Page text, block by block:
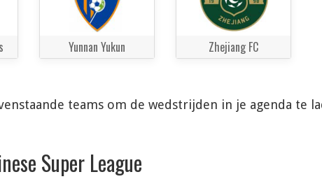
Yunnan Yukun Zhejiang FC
teams om de wedstrijden in je agenda te
Super League